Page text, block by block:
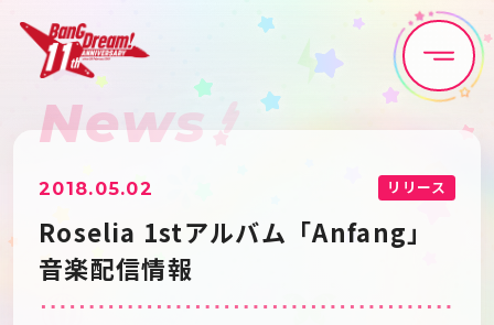
Home News
Live•Event Discography
Artist
News
2018.05.02 リリース
Roselia 1stアルバム「Anfang」
音楽配信情報